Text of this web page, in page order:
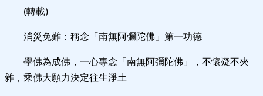
(轉載)
消災免難：稱念「南無阿彌陀佛」第一功德
學佛為成佛，一心專念「南無阿彌陀佛」，不懷疑不夾
雜，乘佛大願力決定往生淨土